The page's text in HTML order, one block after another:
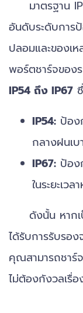
มาตรฐาน IP
อันดับระดับกา
ปลอมและของเ
พอร์ตชาร์จของ
IP54 ถึง IP67
IP54: ป้อง
กลางฝนเบ
IP67: ป้อง
ในระยะเว
ดังนั้น หากเป็
ได้รับการรับรอ
คุณสามารถชาร์
ไม่ต้องกังวลเรื่